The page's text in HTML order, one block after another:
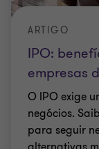
IPO:
empresas
ARTIGO
O IPO exige
negócios.
para seguir